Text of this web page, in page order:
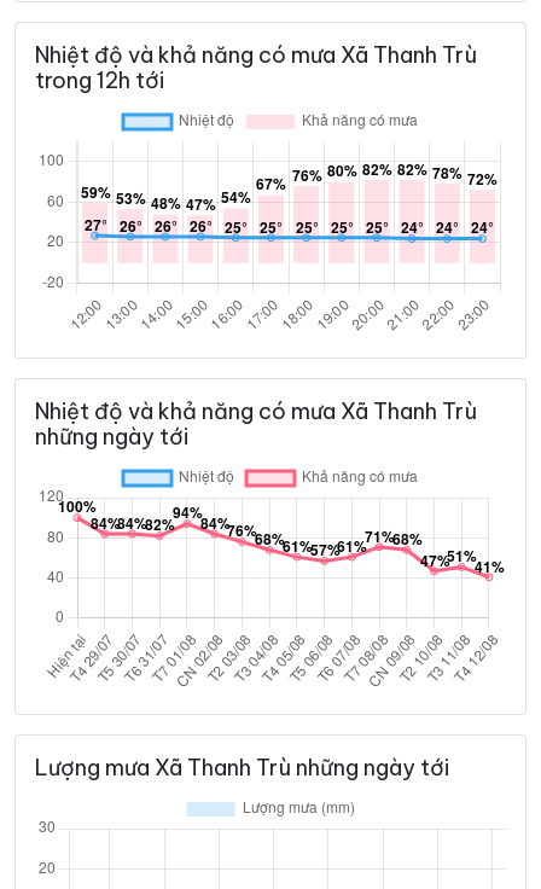
Nhiệt độ và khả năng có mưa Xã Thanh Trù
trong 12h tới
Nhiệt độ và khả năng có mưa Xã Thanh Trù
những ngày tới
Lượng mưa Xã Thanh Trù những ngày tới